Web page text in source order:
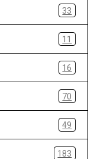
33
11
16
70
49
183